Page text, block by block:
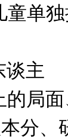
童单
谈主
的局
分